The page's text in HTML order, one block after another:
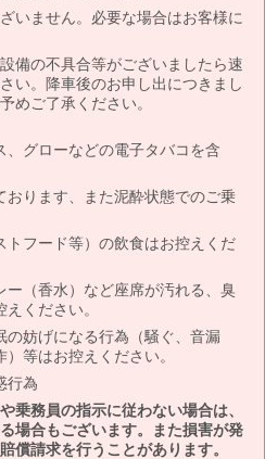
いません。必要な場合はお客様に
備の不具合等がございましたら速
い。降車後のお申し出につきまし
めご了承ください。
、グローなどの電子タバコを含
おります、また泥酔状態でのご乗
トフード等）の飲食はお控えくだ
ー（香水）など座席が汚れる、臭
ください。
の妨げになる行為（騒ぐ、音漏
等はお控えください。
行為
乗務員の指示に従わない場合は、
場合もございます。また損害が発
償請求を行うことがあります。